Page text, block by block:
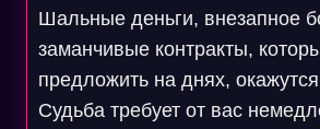
Шальные деньги, внезапное
заманчивые контракты,
предложить на днях,
Судьба требует от вас